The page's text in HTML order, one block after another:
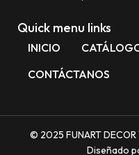
Quick menu links
INICIO
CONTÁCTANOS
© 2025 FUNART
Diseñado